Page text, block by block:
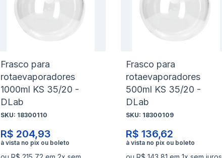
de
desejos
Comparar
Frasco para
rotaevaporadores
1000ml KS 35/20 -
DLab
SKU: 18300110
R$ 204,93
de
desejos
Comparar
Frasco para
rotaevaporadores
500ml KS 35/20 -
DLab
SKU: 18300109
R$ 136,62